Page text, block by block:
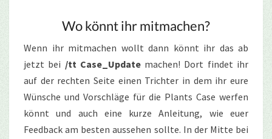
Wo könnt ihr mitmachen?
Wenn ihr mitmachen wollt dann könnt ihr das ab
jetzt bei /tt Case_Updatemachen! Dort findet ihr
auf der rechten Seite einen Trichter in dem ihr eure
Wünsche und Vorschläge für die Plants Case werfen
könnt und auch eine kurze Anleitung, wie euer
Feedback am besten aussehen sollte. In der Mitte bei